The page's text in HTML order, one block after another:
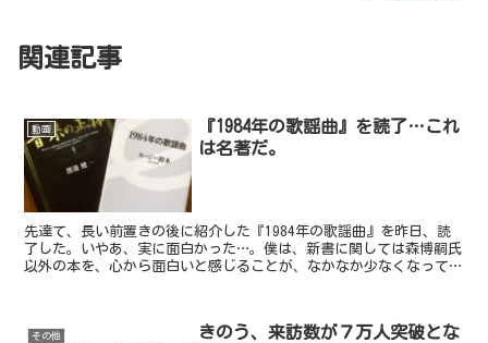
関連記事
動画
『1984年の歌謡曲』を読了…これ
は名著だ。
先達て、長い前置きの後に紹介した『1984年の歌謡曲』を昨日、読
了した。いやあ、実に面白かった…。僕は、新書に関しては森博嗣氏
以外の本を、心から面白いと感じることが、なかなか少なくなってき
その他
きのう、来訪数が７万人突破とな